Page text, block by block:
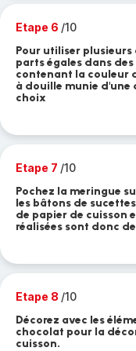
Etape 6 /10
Pour utiliser plusieurs
parts égales dans
contenant la couleur
à douille munie d'une
choix
Etape 7 /10
Pochez la meringue
les bâtons de
de papier de cuisson
réalisées sont donc
Etape 8 /10
Décorez avec les
chocolat pour la
cuisson.